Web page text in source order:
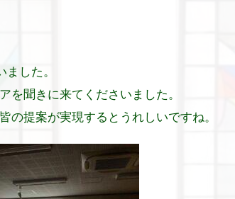
した。
を聞きに来てくださいました。
提案が実現するとうれしいですね。